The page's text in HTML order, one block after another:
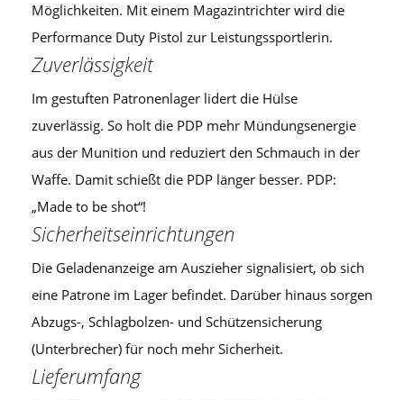
Möglichkeiten. Mit einem Magazintrichter wird die
Performance Duty Pistol zur Leistungssportlerin.
Zuverlässigkeit
Im gestuften Patronenlager lidert die Hülse
zuverlässig. So holt die PDP mehr Mündungsenergie
aus der Munition und reduziert den Schmauch in der
Waffe. Damit schießt die PDP länger besser. PDP:
„Made to be shot“!
Sicherheitseinrichtungen
Die Geladenanzeige am Auszieher signalisiert, ob sich
eine Patrone im Lager befindet. Darüber hinaus sorgen
Abzugs-, Schlagbolzen- und Schützensicherung
(Unterbrecher) für noch mehr Sicherheit.
Lieferumfang